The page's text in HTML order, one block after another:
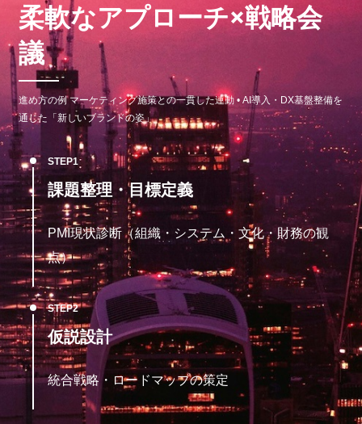
柔軟なアプローチ×戦略会
議
進め方の例 マーケティング施策との一貫した連動 • AI導入・DX基盤整備を
通じた「新しいブランドの姿」
STEP
課題整理・目標定義
PMI現状診断（組織・システム・文化・財務の観
点）
STEP
仮説設計
統合戦略・ロードマップの策定